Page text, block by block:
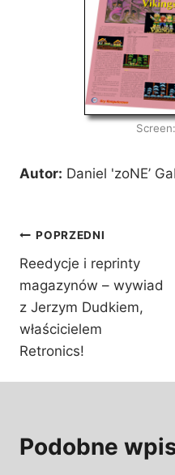
Autor: Daniel 'zoNE’
Nawigacja
wpisu
POPRZEDNI
Reedycje i reprinty
magazynów – wywiad
z Jerzym Dudkiem,
właścicielem
Retronics!
Podobne